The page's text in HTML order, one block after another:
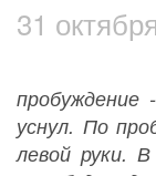
31
пробуждение
уснул. По
левой руки.